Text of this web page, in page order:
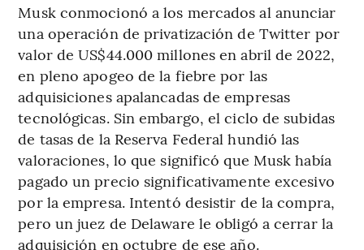
Musk conmocionó a los mercados al anunciar
una operación de privatización de Twitter por
valor de US$44.000 millones en abril de 2022,
en pleno apogeo de la fiebre por las
adquisiciones apalancadas de empresas
tecnológicas. Sin embargo, el ciclo de subidas
de tasas de la Reserva Federal hundió las
valoraciones, lo que significó que Musk había
pagado un precio significativamente excesivo
por la empresa. Intentó desistir de la compra,
pero un juez de Delaware le obligó a cerrar la
adquisición en octubre de ese año.